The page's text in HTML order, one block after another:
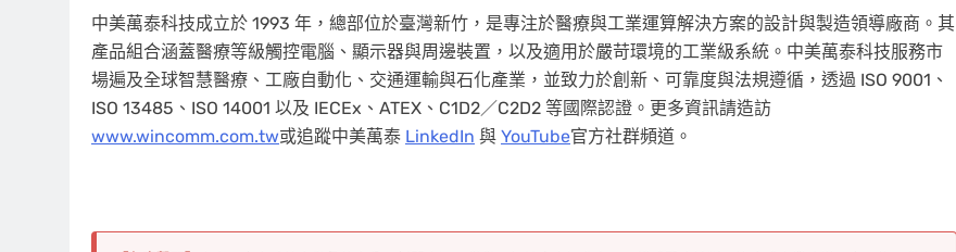
中美萬泰科技成立於 1993 年，總部位於臺灣新竹，是專注於醫療與工業運算解決方案的設計與製造領導廠商。其
產品組合涵蓋醫療等級觸控電腦、顯示器與周邊裝置，以及適用於嚴苛環境的工業級系統。中美萬泰科技服務市
場遍及全球智慧醫療、工廠自動化、交通運輸與石化產業，並致力於創新、可靠度與法規遵循，透過 ISO 9001、
ISO 13485、ISO 14001 以及 IECEx、ATEX、C1D2／C2D2 等國際認證。更多資訊請造訪
www.wincomm.com.tw或追蹤中美萬泰 LinkedIn 與 YouTube官方社群頻道。